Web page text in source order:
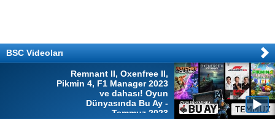
BSC Videoları
Remnant II, Oxenfree II,
Pikmin 4, F1 Manager 2023
ve dahası! Oyun
Dünyasında Bu Ay -
Temmuz 2023